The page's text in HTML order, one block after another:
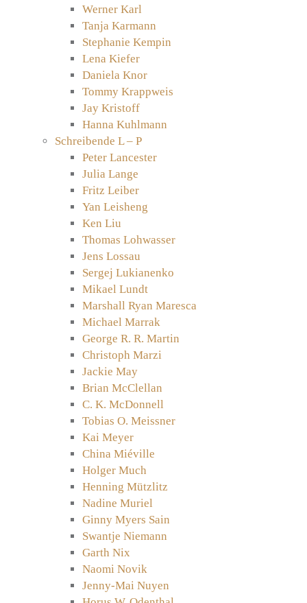
Werner Karl
Tanja Karmann
Stephanie Kempin
Lena Kiefer
Daniela Knor
Tommy Krappweis
Jay Kristoff
Hanna Kuhlmann
Schreibende L – P
Peter Lancester
Julia Lange
Fritz Leiber
Yan Leisheng
Ken Liu
Thomas Lohwasser
Jens Lossau
Sergej Lukianenko
Mikael Lundt
Marshall Ryan Maresca
Michael Marrak
George R. R. Martin
Christoph Marzi
Jackie May
Brian McClellan
C. K. McDonnell
Tobias O. Meissner
Kai Meyer
China Miéville
Holger Much
Henning Mützlitz
Nadine Muriel
Ginny Myers Sain
Swantje Niemann
Garth Nix
Naomi Novik
Jenny-Mai Nuyen